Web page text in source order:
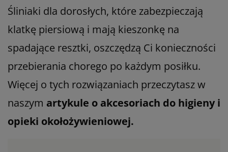
Śliniaki dla dorosłych, które zabezpieczają
klatkę piersiową i mają kieszonkę na
spadające resztki, oszczędzą Ci konieczności
przebierania chorego po każdym posiłku.
Więcej o tych rozwiązaniach przeczytasz w
naszym artykule o akcesoriach do higieny i
opieki okołożywieniowej.